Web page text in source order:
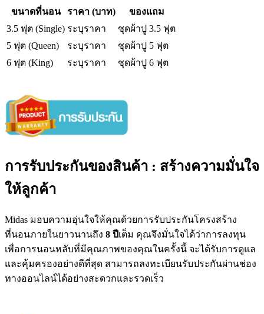
ขนาดที่นอน ราคา (บาท)
ของแถม
3.5 ฟุต (Single) ระบุราคา
ชุดผ้าปู 3.5 ฟุต
5 ฟุต (Queen)
ระบุราคา
ชุดผ้าปู 5 ฟุต
6 ฟุต (King)
ระบุราคา ชุดผ้าปู 6 ฟุต
การรับประกันของสินค้า : สร้างความมั่นใจ
ให้ลูกค้า
Midas มอบความอุ่นใจให้คุณด้วยการรับประกันโครงสร้าง
ที่นอนภายในยาวนานถึง 8 ปีเต็ม คุณจึงมั่นใจได้ว่าการลงทุน
เพื่อการนอนหลับที่มีคุณภาพของคุณในครั้งนี้ จะได้รับการดูแล
และคุ้มครองอย่างดีที่สุด สามารถลงทะเบียนรับประกันผ่านช่อง
ทางออนไลน์ได้อย่างสะดวกและรวดเร็ว